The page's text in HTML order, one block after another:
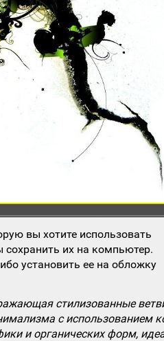
вы хотите использовать
сохранить их на компьютер.
установить ее на обложку
стилизованные
с использованием
и органических форм,